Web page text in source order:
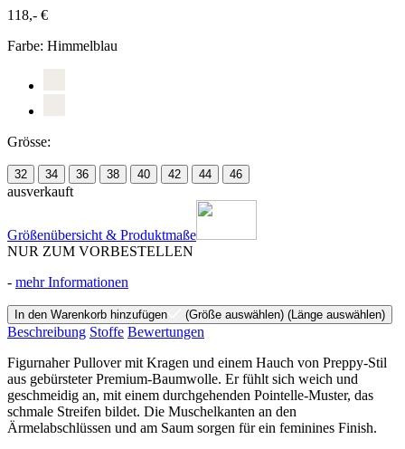
118,- €
Farbe: Himmelblau
Grösse:
32 34 36 38 40 42 44 46
ausverkauft
Größenübersicht & Produktmaße
NUR ZUM VORBESTELLEN
- mehr Informationen
In den Warenkorb hinzufügen (Größe auswählen) (Länge auswählen)
Beschreibung Stoffe Bewertungen
Figurnaher Pullover mit Kragen und einem Hauch von Preppy-Stil
aus gebürsteter Premium-Baumwolle. Er fühlt sich weich und
geschmeidig an, mit einem durchgehenden Pointelle-Muster, das
schmale Streifen bildet. Die Muschelkanten an den
Ärmelabschlüssen und am Saum sorgen für ein feminines Finish.